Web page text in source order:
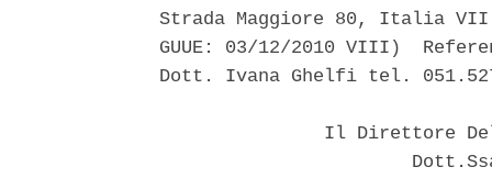
Strada Maggiore 80, Italia
GUUE: 03/12/2010 VIII)
Dott. Ivana Ghelfi tel.
Il Direttore